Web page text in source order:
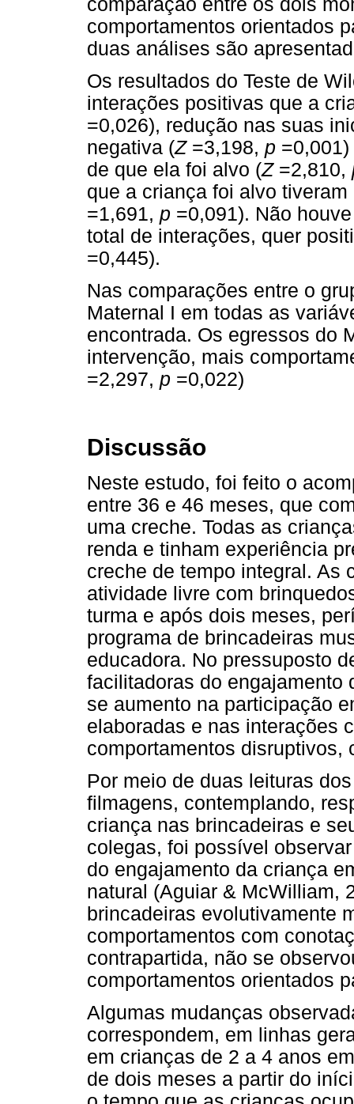
comportamentos orientados
duas análises são
Os resultados do Teste de
interações positivas que a
=0,026), redução nas suas
negativa (Z =3,198, p
de que ela foi alvo (Z=2,810,
que a criança foi alvo
=1,691, p =0,091). Não
total de interações, quer
=0,445).
Nas comparações entre o
Maternal I em todas as
encontrada. Os egressos do
intervenção, mais
=2,297, p =0,022)
Discussão
Neste estudo, foi feito o
entre 36 e 46 meses, que
uma creche. Todas as
renda e tinham experiência
creche de tempo integral. As
atividade livre com
turma e após dois meses,
programa de brincadeiras
educadora. No pressuposto
facilitadoras do engajamento
se aumento na participação
elaboradas e nas interações
comportamentos disruptivos,
Por meio de duas leituras
filmagens, contemplando,
criança nas brincadeiras e
colegas, foi possível
do engajamento da criança
natural (Aguiar & McWilliam,
brincadeiras evolutivamente
comportamentos com
contrapartida, não se
comportamentos orientados
Algumas mudanças
correspondem, em linhas
em crianças de 2 a 4 anos
de dois meses a partir do